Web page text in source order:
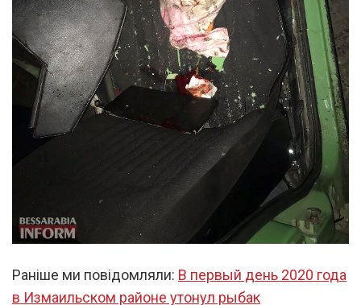
Раніше ми повідомляли: В первый день 2020 года
в Измаильском районе утонул рыбак